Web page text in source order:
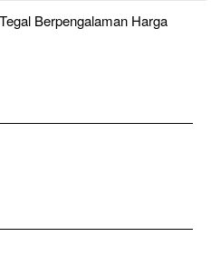
Berpengalaman Harga